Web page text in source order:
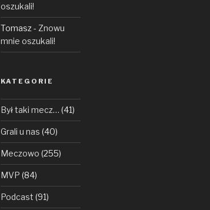
oszukali!
Tomasz- Znowu
mnie oszukali!
KATEGORIE
Był taki mecz… (41)
Grali u nas (40)
Meczowo (255)
MVP (84)
Podcast (91)